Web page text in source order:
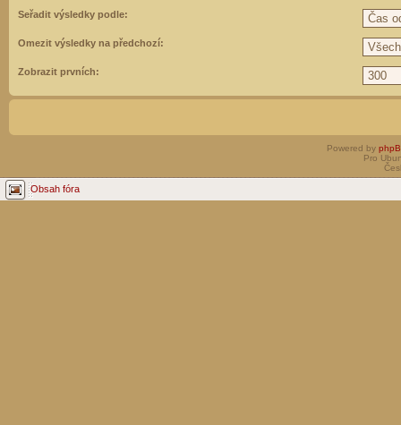
Seřadit výsledky podle:
Omezit výsledky na předchozí:
Zobrazit prvních:
Powered by
Pro
Obsah fóra